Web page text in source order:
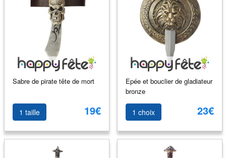
Sabre de pirate tête de mort
1 taille 19€
Epée et bouclier de gladiateur
bronze
1 choix 23€